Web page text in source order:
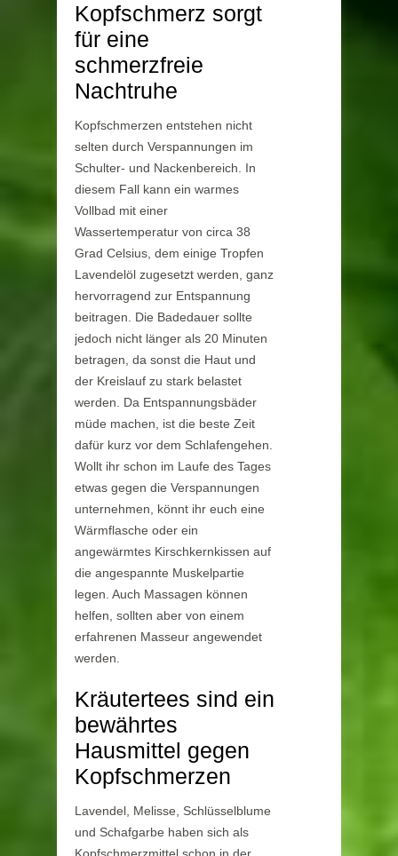
Kopfschmerz sorgt
für eine
schmerzfreie
Nachtruhe
Kopfschmerzen entstehen nicht
selten durch Verspannungen im
Schulter- und Nackenbereich. In
diesem Fall kann ein warmes
Vollbad mit einer
Wassertemperatur von circa 38
Grad Celsius, dem einige Tropfen
Lavendelöl zugesetzt werden, ganz
hervorragend zur Entspannung
beitragen. Die Badedauer sollte
jedoch nicht länger als 20 Minuten
betragen, da sonst die Haut und
der Kreislauf zu stark belastet
werden. Da Entspannungsbäder
müde machen, ist die beste Zeit
dafür kurz vor dem Schlafengehen.
Wollt ihr schon im Laufe des Tages
etwas gegen die Verspannungen
unternehmen, könnt ihr euch eine
Wärmflasche oder ein
angewärmtes Kirschkernkissen auf
die angespannte Muskelpartie
legen. Auch Massagen können
helfen, sollten aber von einem
erfahrenen Masseur angewendet
werden.
Kräutertees sind ein
bewährtes
Hausmittel gegen
Kopfschmerzen
Lavendel, Melisse, Schlüsselblume
und Schafgarbe haben sich als
Kopfschmerzmittel schon in der